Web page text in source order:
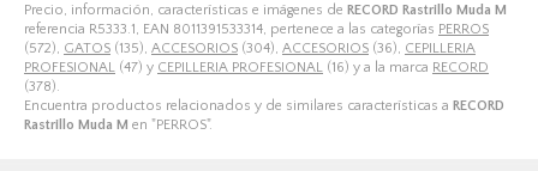
Precio, información, características e imágenes de RECORD Rastrillo Muda M
referencia R5333.1, EAN 8011391533314, pertenece a las categorías PERROS
(572), GATOS (135), ACCESORIOS (304), ACCESORIOS (36), CEPILLERIA
PROFESIONAL
(47) y CEPILLERIA PROFESIONAL (16) y a la marca RECORD
(378).
Encuentra productos relacionados y de similares características a RECORD
Rastrillo Muda M en "PERROS".